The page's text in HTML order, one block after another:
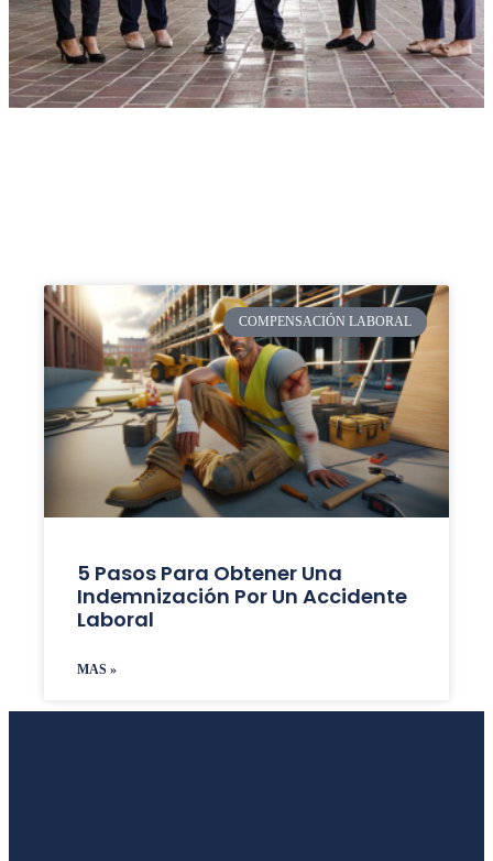
COMPENSACIÓN LABORAL
5 Pasos Para Obtener Una
Indemnización Por Un Accidente
Laboral
MAS »